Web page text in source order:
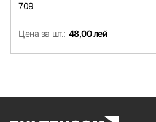
709
Цена за шт.: 48,00 лей